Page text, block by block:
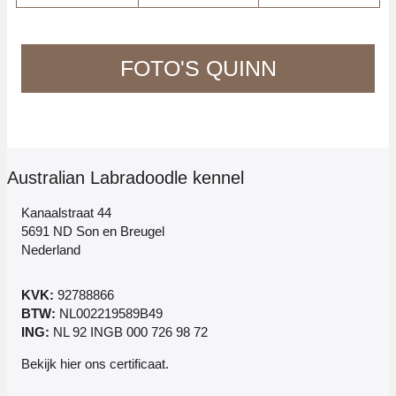
FOTO'S QUINN
Australian Labradoodle kennel
Kanaalstraat 44
5691 ND Son en Breugel
Nederland
KVK: 92788866
BTW: NL002219589B49
ING: NL 92 INGB 000 726 98 72
Bekijk hier ons certificaat.